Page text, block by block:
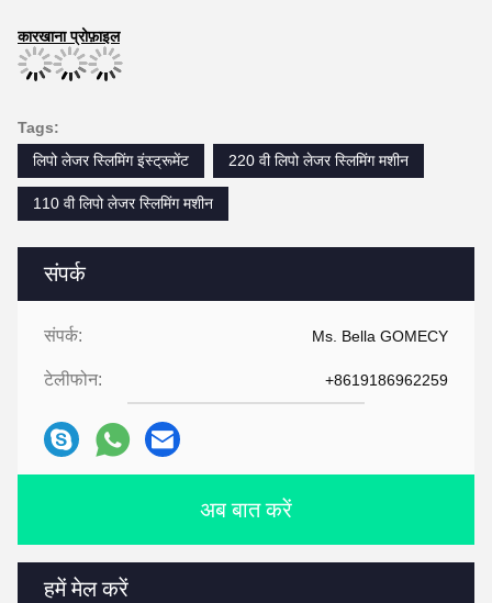
संपर्क
संपर्क: Ms. Bella GOMECY
टेलीफोन: +8619186962259
अब बात करें
हमें मेल करें
कारखाना प्रोफ़ाइल
Tags:
लिपो लेजर स्लिमिंग इंस्ट्रूमेंट
220 वी लिपो लेजर स्लिमिंग मशीन
110 वी लिपो लेजर स्लिमिंग मशीन